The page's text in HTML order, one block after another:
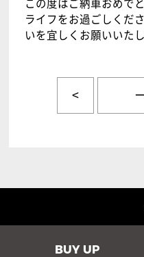
この度はご納車おめで
ライフをお過ごしくだ
いを宜しくお願いいたし
<
BUY UP